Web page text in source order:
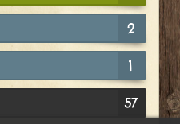
2
1
57